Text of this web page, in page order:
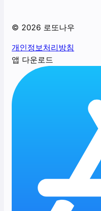
© 2026 로또나우
개인정보처리방침
앱 다운로드